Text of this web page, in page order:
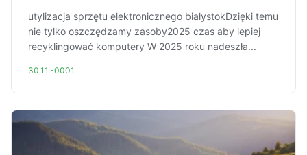
utylizacja sprzętu elektronicznego białystokDzięki temu
nie tylko oszczędzamy zasoby2025 czas aby lepiej
recyklingować komputery W 2025 roku nadeszła...
30.11.-0001